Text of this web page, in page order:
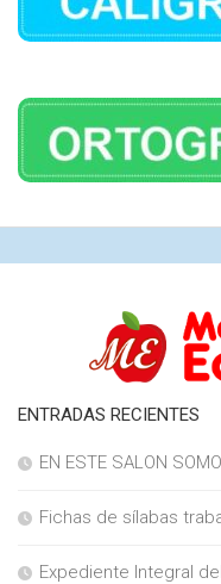
ENTRADAS RECIENTES
EN ESTE SALON
Fichas de sílabas
Expediente Integral